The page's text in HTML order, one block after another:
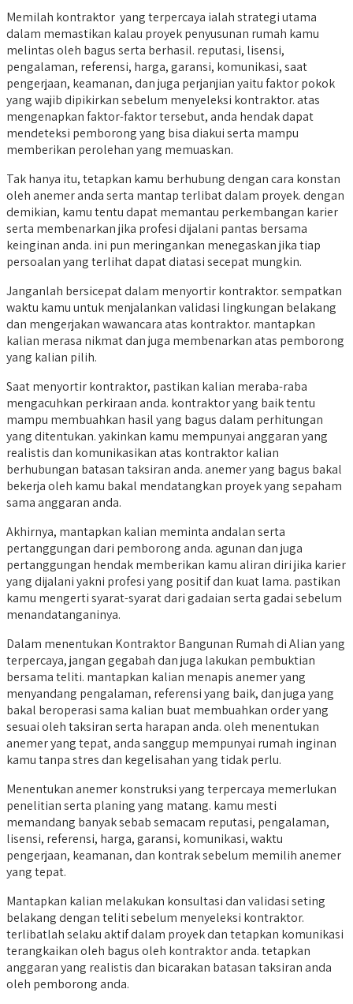
Memilah kontraktor yang terpercaya ialah strategi utama
dalam memastikan kalau proyek penyusunan rumah kamu
melintas oleh bagus serta berhasil. reputasi, lisensi,
pengalaman, referensi, harga, garansi, komunikasi, saat
pengerjaan, keamanan, dan juga perjanjian yaitu faktor pokok
yang wajib dipikirkan sebelum menyeleksi kontraktor. atas
mengenapkan faktor-faktor tersebut, anda hendak dapat
mendeteksi pemborong yang bisa diakui serta mampu
memberikan perolehan yang memuaskan.
Tak hanya itu, tetapkan kamu berhubung dengan cara konstan
oleh anemer anda serta mantap terlibat dalam proyek. dengan
demikian, kamu tentu dapat memantau perkembangan karier
serta membenarkan jika profesi dijalani pantas bersama
keinginan anda. ini pun meringankan menegaskan jika tiap
persoalan yang terlihat dapat diatasi secepat mungkin.
Janganlah bersicepat dalam menyortir kontraktor. sempatkan
waktu kamu untuk menjalankan validasi lingkungan belakang
dan mengerjakan wawancara atas kontraktor. mantapkan
kalian merasa nikmat dan juga membenarkan atas pemborong
yang kalian pilih.
Saat menyortir kontraktor, pastikan kalian meraba-raba
mengacuhkan perkiraan anda. kontraktor yang baik tentu
mampu membuahkan hasil yang bagus dalam perhitungan
yang ditentukan. yakinkan kamu mempunyai anggaran yang
realistis dan komunikasikan atas kontraktor kalian
berhubungan batasan taksiran anda. anemer yang bagus bakal
bekerja oleh kamu bakal mendatangkan proyek yang sepaham
sama anggaran anda.
Akhirnya, mantapkan kalian meminta andalan serta
pertanggungan dari pemborong anda. agunan dan juga
pertanggungan hendak memberikan kamu aliran diri jika karier
yang dijalani yakni profesi yang positif dan kuat lama. pastikan
kamu mengerti syarat-syarat dari gadaian serta gadai sebelum
menandatanganinya.
Dalam menentukan Kontraktor Bangunan Rumah di Alian yang
terpercaya, jangan gegabah dan juga lakukan pembuktian
bersama teliti. mantapkan kalian menapis anemer yang
menyandang pengalaman, referensi yang baik, dan juga yang
bakal beroperasi sama kalian buat membuahkan order yang
sesuai oleh taksiran serta harapan anda. oleh menentukan
anemer yang tepat, anda sanggup mempunyai rumah inginan
kamu tanpa stres dan kegelisahan yang tidak perlu.
Menentukan anemer konstruksi yang terpercaya memerlukan
penelitian serta planing yang matang. kamu mesti
memandang banyak sebab semacam reputasi, pengalaman,
lisensi, referensi, harga, garansi, komunikasi, waktu
pengerjaan, keamanan, dan kontrak sebelum memilih anemer
yang tepat.
Mantapkan kalian melakukan konsultasi dan validasi seting
belakang dengan teliti sebelum menyeleksi kontraktor.
terlibatlah selaku aktif dalam proyek dan tetapkan komunikasi
terangkaikan oleh bagus oleh kontraktor anda. tetapkan
anggaran yang realistis dan bicarakan batasan taksiran anda
oleh pemborong anda.